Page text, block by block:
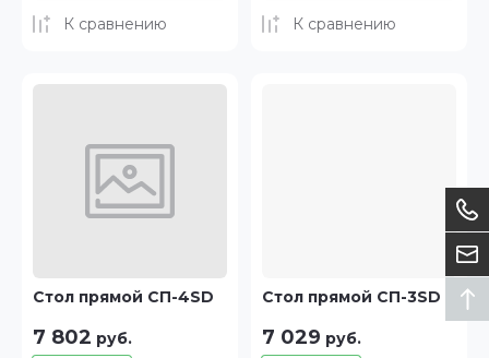
К сравнению К сравнению
Стол прямой СП-4SD
7 802 руб.
Стол прямой СП-3SD
7 029 руб.